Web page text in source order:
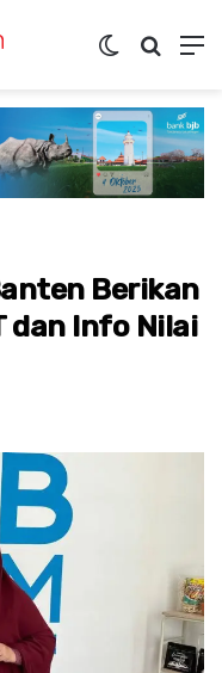
Switch skin
Berikan
dan Info Nilai